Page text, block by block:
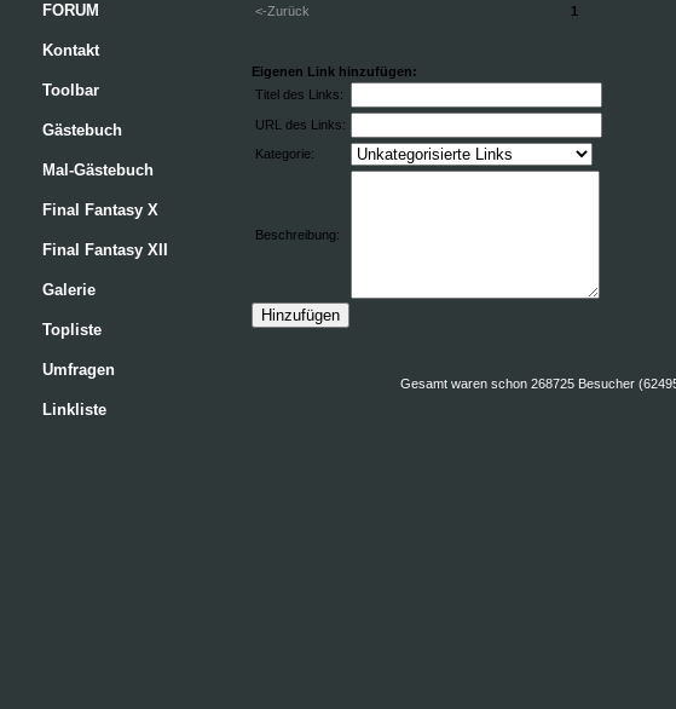
FORUM
Kontakt
Toolbar
Gästebuch
Mal-Gästebuch
Final Fantasy X
Final Fantasy XII
Galerie
Topliste
Umfragen
Linkliste
<-Zurück 1
Eigenen Link hinzufügen:
Titel des Links:
URL des Links:
Kategorie:
Beschreibung:
Gesamt waren schon 268725 Besucher